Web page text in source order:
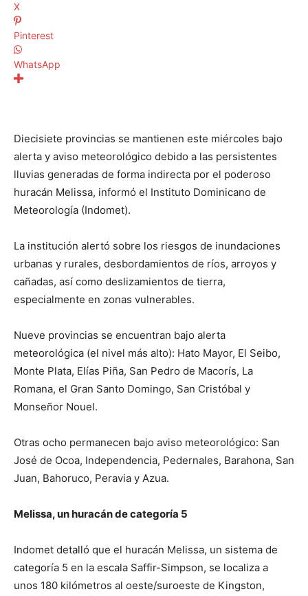
X
Pinterest
WhatsApp
Diecisiete provincias se mantienen este miércoles bajo
alerta y aviso meteorológico debido a las persistentes
lluvias generadas de forma indirecta por el poderoso
huracán Melissa, informó el Instituto Dominicano de
Meteorología (Indomet).
La institución alertó sobre los riesgos de inundaciones
urbanas y rurales, desbordamientos de ríos, arroyos y
cañadas, así como deslizamientos de tierra,
especialmente en zonas vulnerables.
Nueve provincias se encuentran bajo alerta
meteorológica (el nivel más alto): Hato Mayor, El Seibo,
Monte Plata, Elías Piña, San Pedro de Macorís, La
Romana, el Gran Santo Domingo, San Cristóbal y
Monseñor Nouel.
Otras ocho permanecen bajo aviso meteorológico: San
José de Ocoa, Independencia, Pedernales, Barahona, San
Juan, Bahoruco, Peravia y Azua.
Melissa, un huracán de categoría 5
Indomet detalló que el huracán Melissa, un sistema de
categoría 5 en la escala Saffir-Simpson, se localiza a
unos 180 kilómetros al oeste/suroeste de Kingston,